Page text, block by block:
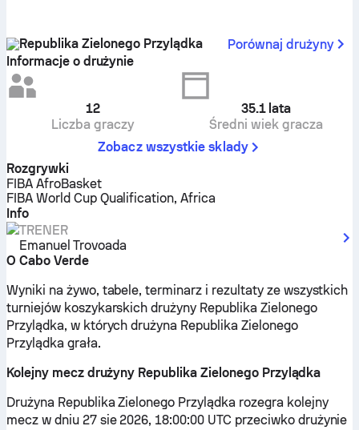
Republika Zielonego Przylądka
Porównaj drużyny
Informacje o drużynie
12
Liczba graczy
35.1 lata
Średni wiek gracza
Zobacz wszystkie sklady
Rozgrywki
FIBA AfroBasket
FIBA World Cup Qualification, Africa
Info
TRENER
Emanuel Trovoada
O Cabo Verde
Wyniki na żywo, tabele, terminarz i rezultaty ze wszystkich
turniejów koszykarskich drużyny Republika Zielonego
Przylądka, w których drużyna Republika Zielonego
Przylądka grała.
Kolejny mecz drużyny Republika Zielonego Przylądka
Drużyna Republika Zielonego Przylądka rozegra kolejny
mecz w dniu 27 sie 2026, 18:00:00 UTC przeciwko drużynie